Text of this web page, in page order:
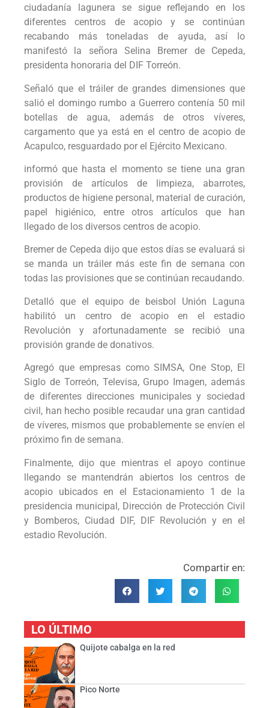
ciudadanía lagunera se sigue reflejando en los
diferentes centros de acopio y se continúan
recabando más toneladas de ayuda, así lo
manifestó la señora Selina Bremer de Cepeda,
presidenta honoraria del DIF Torreón.
Señaló que el tráiler de grandes dimensiones que
salió el domingo rumbo a Guerrero contenía 50 mil
botellas de agua, además de otros víveres,
cargamento que ya está en el centro de acopio de
Acapulco, resguardado por el Ejército Mexicano.
informó que hasta el momento se tiene una gran
provisión de artículos de limpieza, abarrotes,
productos de higiene personal, material de curación,
papel higiénico, entre otros artículos que han
llegado de los diversos centros de acopio.
Bremer de Cepeda dijo que estos días se evaluará si
se manda un tráiler más este fin de semana con
todas las provisiones que se continúan recaudando.
Detalló que el equipo de beisbol Unión Laguna
habilitó un centro de acopio en el estadio
Revolución y afortunadamente se recibió una
provisión grande de donativos.
Agregó que empresas como SIMSA, One Stop, El
Siglo de Torreón, Televisa, Grupo Imagen, además
de diferentes direcciones municipales y sociedad
civil, han hecho posible recaudar una gran cantidad
de víveres, mismos que probablemente se envíen el
próximo fin de semana.
Finalmente, dijo que mientras el apoyo continue
llegando se mantendrán abiertos los centros de
acopio ubicados en el Estacionamiento 1 de la
presidencia municipal, Dirección de Protección Civil
y Bomberos, Ciudad DIF, DIF Revolución y en el
estadio Revolución.
Compartir en:
LO ÚLTIMO
Quijote cabalga en la red
Pico Norte